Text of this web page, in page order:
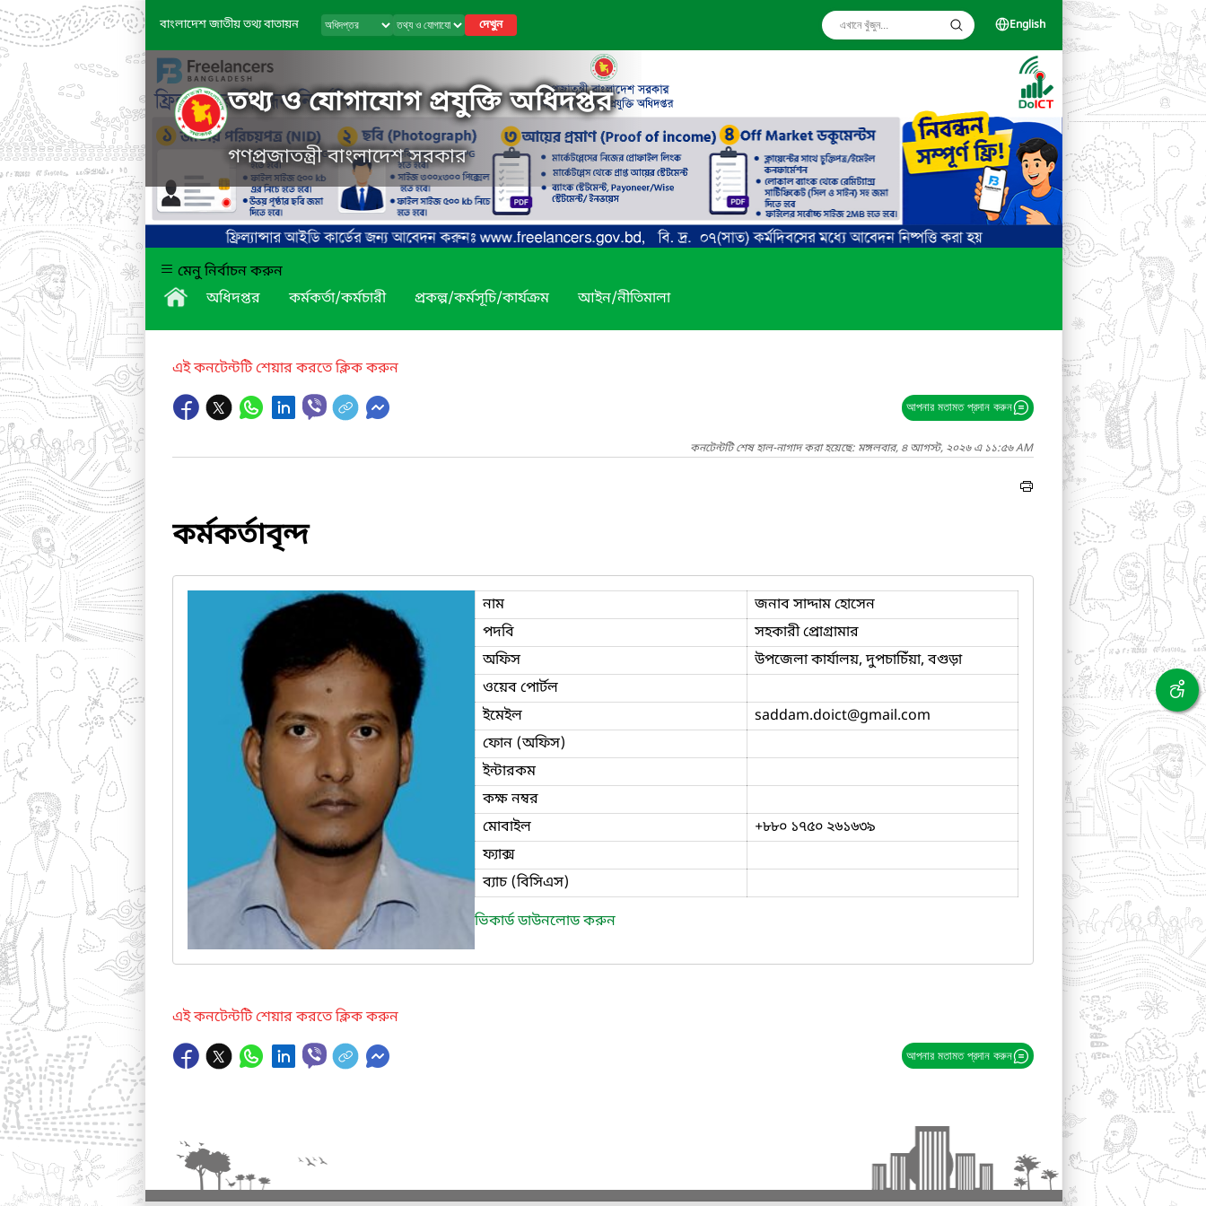
বাংলাদেশ জাতীয় তথ্য বাতায়ন দেখুন English
তথ্য ও যোগাযোগ প্রযুক্তি অধিদপ্তর
গণপ্রজাতন্ত্রী বাংলাদেশ সরকার
মেনু নির্বাচন করুন
অধিদপ্তর
কর্মকর্তা/কর্মচারী প্রকল্প/কর্মসূচি/কার্যক্রম আইন/নীতিমালা
এই কনটেন্টটি শেয়ার করতে ক্লিক করুন
আপনার মতামত প্রদান করুন
কনটেন্টটি শেষ হাল-নাগাদ করা হয়েছে: মঙ্গলবার, ৪ আগস্ট, ২০২৬ এ ১১:৫৬ AM
কর্মকর্তাবৃন্দ
নাম
জনাব সাদ্দাম হোসেন
পদবি
সহকারী প্রোগ্রামার
অফিস
উপজেলা কার্যালয়, দুপচাচিঁয়া, বগুড়া
ওয়েব পোর্টল
ইমেইল
saddam.doict@gmail.com
ফোন (অফিস)
ইন্টারকম
কক্ষ নম্বর
মোবাইল
+৮৮০ ১৭৫০ ২৬১৬৩৯
ফ্যাক্স
ব্যাচ (বিসিএস)
ভিকার্ড ডাউনলোড করুন
এই কনটেন্টটি শেয়ার করতে ক্লিক করুন
আপনার মতামত প্রদান করুন